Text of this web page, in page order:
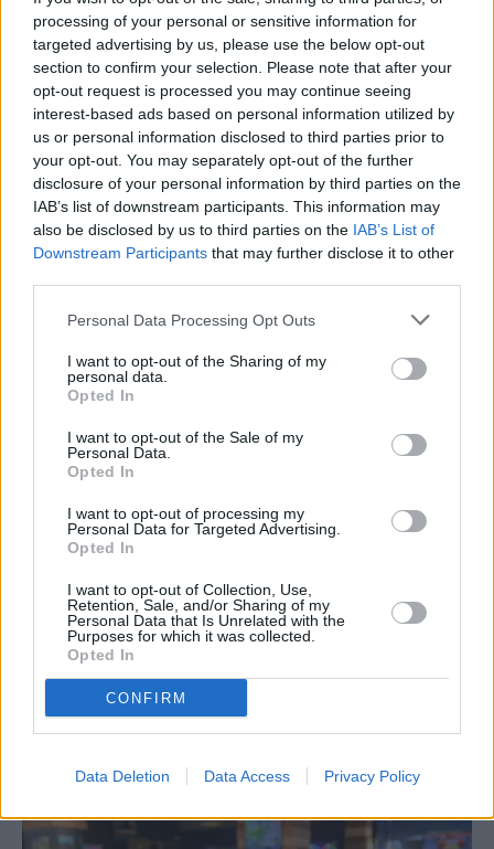
processing of your personal or sensitive information for
targeted advertising by us, please use the below opt-out
section to confirm your selection. Please note that after your
opt-out request is processed you may continue seeing
interest-based ads based on personal information utilized by
us or personal information disclosed to third parties prior to
your opt-out. You may separately opt-out of the further
disclosure of your personal information by third parties on the
IAB’s list of downstream participants. This information may
also be disclosed by us to third parties on the IAB’s List of
Downstream Participants that may further disclose it to other
Personal Data Processing Opt Outs
I want to opt-out of the Sharing of my
personal data.
Opted In
I want to opt-out of the Sale of my
Personal Data.
Opted In
I want to opt-out of processing my
Personal Data for Targeted Advertising.
Opted In
I want to opt-out of Collection, Use,
Retention, Sale, and/or Sharing of my
Personal Data that Is Unrelated with the
Purposes for which it was collected.
Opted In
CONFIRM
Data Deletion Data Access Privacy Policy
Κλήρωση Τζόκερ
FacebookTwitter PinterestLinkedInTumblr Telegram
PREVIOUS ARTICLE
Μόνο η Μόσχα μπορεί να
βοηθήσει στα Στενά του
Ορμούζ
NEXT ARTICLE
Πιερρακάκης: «Πρέπει να
εστιάσουμε στο πώς θα
στηρίξουμε τα νοικοκυριά, τις
RELATEDPOSTS
Eurojackpot: Τα αποτελέσματα της κλήρωσης της
Παρασκευής
7 Αυγούστου, 2026